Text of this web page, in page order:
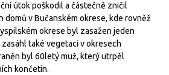
útok poškodil a částečně zničil
domů v Bučanském okrese, kde rovněž
okrese byl zasažen jeden
také vegetaci v okresech
byl 60letý muž, který utrpěl
končetin.